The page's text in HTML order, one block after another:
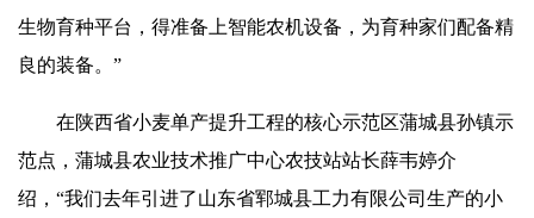
生物育种平台，得准备上智能农机设备，为育种家们配备精
良的装备。”
在陕西省小麦单产提升工程的核心示范区蒲城县孙镇示
范点，蒲城县农业技术推广中心农技站站长薛韦婷介
绍，“我们去年引进了山东省郓城县工力有限公司生产的小